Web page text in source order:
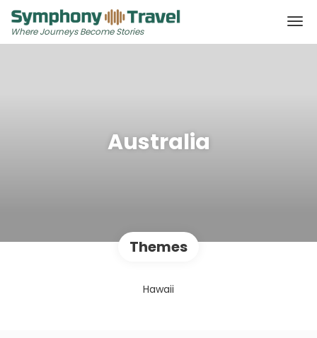
Where Journeys Become Stories
Australia
Themes
Hawaii